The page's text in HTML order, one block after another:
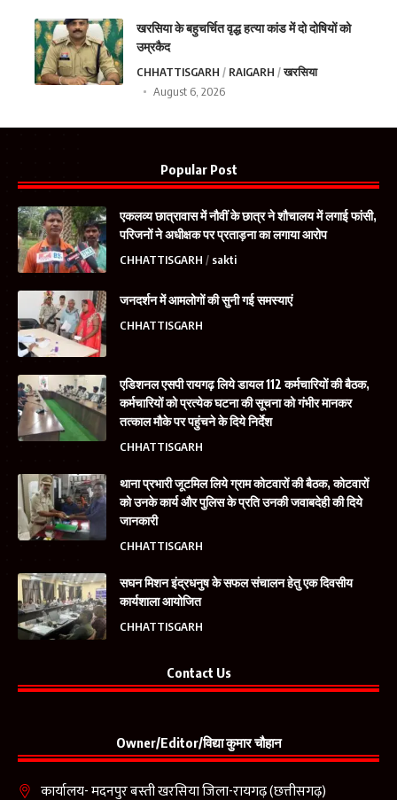
खरसिया के बहुचर्चित वृद्ध हत्या कांड में दो दोषियों को
उम्रकैद
CHHATTISGARH RAIGARH
खरसिया
August 6, 2026
Popular Post
एकलव्य छात्रावास में नौवीं के छात्र ने शौचालय में लगाई फांसी,
परिजनों ने अधीक्षक पर प्रताड़ना का लगाया आरोप
CHHATTISGARH sakti
जनदर्शन में आमलोगों की सुनी गई समस्याएं
CHHATTISGARH
एडिशनल एसपी रायगढ़ लिये डायल 112 कर्मचारियों की बैठक,
कर्मचारियों को प्रत्येक घटना की सूचना को गंभीर मानकर
तत्काल मौके पर पहुंचने के दिये निर्देश
CHHATTISGARH
थाना प्रभारी जूटमिल लिये ग्राम कोटवारों की बैठक, कोटवारों
को उनके कार्य और पुलिस के प्रति उनकी जवाबदेही की दिये
जानकारी
CHHATTISGARH
सघन मिशन इंद्रधनुष के सफल संचालन हेतु एक दिवसीय
कार्यशाला आयोजित
CHHATTISGARH
Contact Us
Owner/Editor/विद्या कुमार चौहान
कार्यालय- मदनपुर बस्ती खरसिया जिला-रायगढ़ (छत्तीसगढ़)